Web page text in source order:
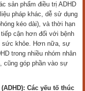
sản phẩm điều trị ADHD
pháp khác, dễ sử dụng
kéo dài), và thời hạn
cận hơn đối với bệnh
sức khỏe. Hơn nữa, sự
trong nhiều nhóm nhân
cũng góp phần vào sự
Các yếu tố thúc